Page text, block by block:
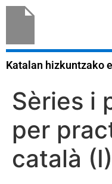
Katalan hizkuntzako
Sèries i
per
català (I)